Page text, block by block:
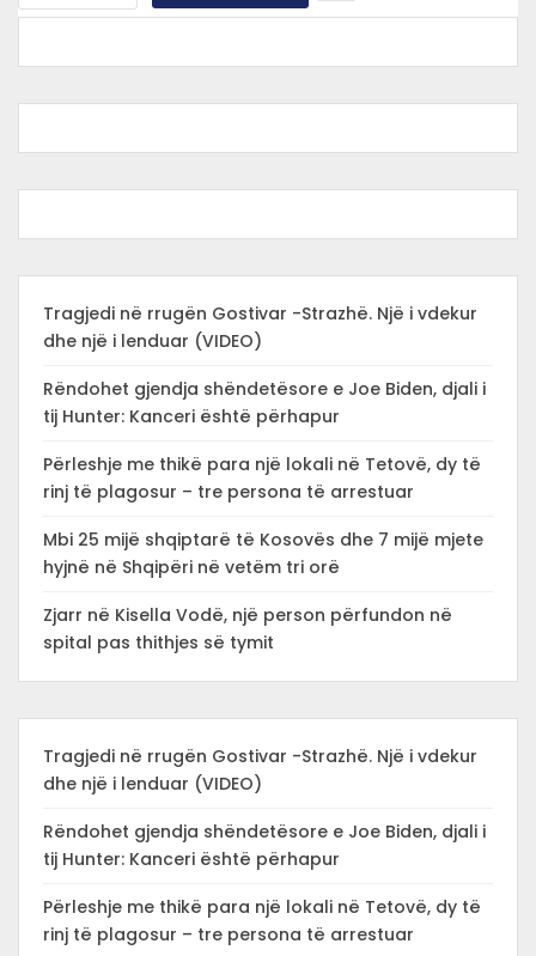
Tragjedi në rrugën Gostivar -Strazhë. Një i vdekur
dhe një i lenduar (VIDEO)
Rëndohet gjendja shëndetësore e Joe Biden, djali i
tij Hunter: Kanceri është përhapur
Përleshje me thikë para një lokali në Tetovë, dy të
rinj të plagosur – tre persona të arrestuar
Mbi 25 mijë shqiptarë të Kosovës dhe 7 mijë mjete
hyjnë në Shqipëri në vetëm tri orë
Zjarr në Kisella Vodë, një person përfundon në
spital pas thithjes së tymit
Tragjedi në rrugën Gostivar -Strazhë. Një i vdekur
dhe një i lenduar (VIDEO)
Rëndohet gjendja shëndetësore e Joe Biden, djali i
tij Hunter: Kanceri është përhapur
Përleshje me thikë para një lokali në Tetovë, dy të
rinj të plagosur – tre persona të arrestuar